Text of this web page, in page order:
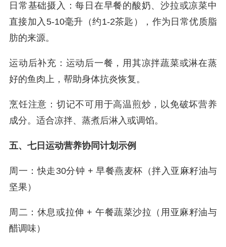
日常基础摄入：每日在早餐的酸奶、沙拉或凉菜中
直接加入5-10毫升（约1-2茶匙），作为日常优质脂
肪的来源。
运动后补充：运动后一餐，用其凉拌蔬菜或淋在蒸
好的鱼肉上，帮助身体抗炎恢复。
烹饪注意：切记不可用于高温煎炒，以免破坏营养
成分。适合凉拌、蒸煮后淋入或调馅。
五、七日运动营养协同计划示例
周一：快走30分钟 + 早餐燕麦杯（拌入亚麻籽油与
坚果）
周二：休息或拉伸 + 午餐蔬菜沙拉（用亚麻籽油与
醋调味）